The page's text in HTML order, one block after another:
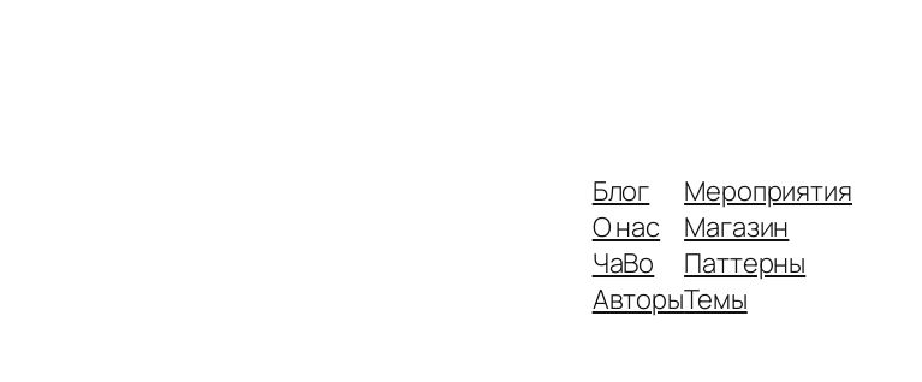
Блог
О нас
ЧаВо
Авторы
Мероприятия
Магазин
Паттерны
Темы